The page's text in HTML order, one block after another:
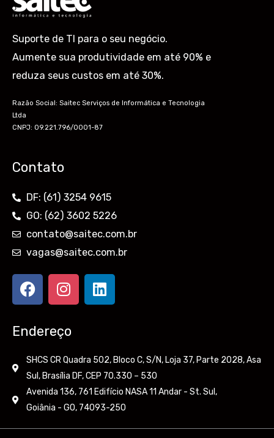
Suporte de TI para o seu negócio.
Aumente sua produtividade em até 90% e
reduza seus custos em até 30%.
Razão Social: Saitec Serviços de Informática e Tecnologia
Ltda
CNPJ: 09.221.796/0001-87
Contato
DF: (61) 3254 9615
GO: (62) 3602 5226
contato@saitec.com.br
vagas@saitec.com.br
F
a
e
b
o
o
k
I
n
t
a
g
r
a
m
L
i
d
i
n
Endereço
SHCS CR Quadra 502, Bloco C, S/N, Loja 37, Parte 2028, Asa
Sul, Brasília DF, CEP 70.330 – 530
Avenida 136, 761 Edifício NASA 11 Andar - St. Sul,
Goiânia - GO, 74093-250